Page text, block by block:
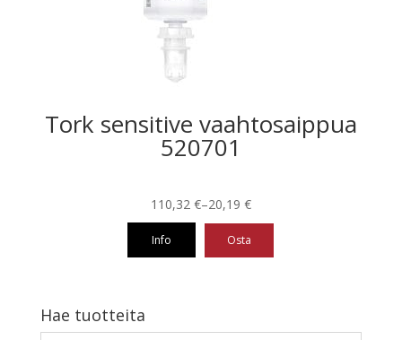
Tork sensitive vaahtosaippua
520701
20,19 €
–
110,32 €Hintaluokka:
20,19 €
Info Osta
on
useampi
Hae tuotteita